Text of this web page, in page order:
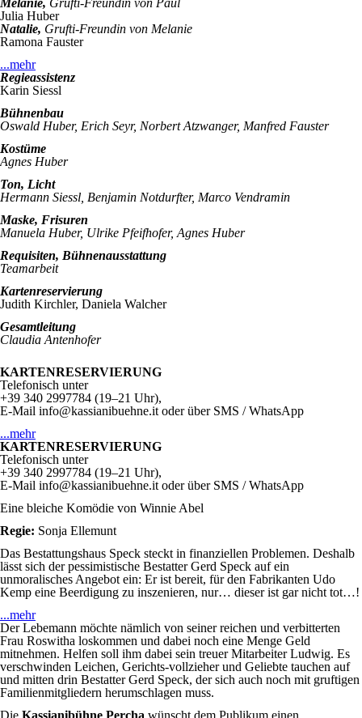
Julia Huber
Natalie, Grufti-Freundin von Melanie
Ramona Fauster
...mehr
Regieassistenz
Karin Siessl
Bühnenbau
Oswald Huber, Erich Seyr, Norbert Atzwanger, Manfred Fauster
Kostüme
Agnes Huber
Ton, Licht
Hermann Siessl, Benjamin Notdurfter, Marco Vendramin
Maske, Frisuren
Manuela Huber, Ulrike Pfeifhofer, Agnes Huber
Requisiten, Bühnenausstattung
Teamarbeit
Kartenreservierung
Judith Kirchler, Daniela Walcher
Gesamtleitung
Claudia Antenhofer
KARTENRESERVIERUNG
Telefonisch unter
+39 340 2997784 (19–21 Uhr),
E-Mail info@kassianibuehne.it oder über SMS / WhatsApp
...mehr
KARTENRESERVIERUNG
Telefonisch unter
+39 340 2997784 (19–21 Uhr),
E-Mail info@kassianibuehne.it oder über SMS / WhatsApp
Eine bleiche Komödie von Winnie Abel
Regie: Sonja Ellemunt
Das Bestattungshaus Speck steckt in finanziellen Problemen. Deshalb
lässt sich der pessimistische Bestatter Gerd Speck auf ein
unmoralisches Angebot ein: Er ist bereit, für den Fabrikanten Udo
Kemp eine Beerdigung zu inszenieren, nur… dieser ist gar nicht tot…!
...mehr
Der Lebemann möchte nämlich von seiner reichen und verbitterten
Frau Roswitha loskommen und dabei noch eine Menge Geld
mitnehmen. Helfen soll ihm dabei sein treuer Mitarbeiter Ludwig. Es
verschwinden Leichen, Gerichts-vollzieher und Geliebte tauchen auf
und mitten drin Bestatter Gerd Speck, der sich auch noch mit gruftigen
Familienmitgliedern herumschlagen muss.
Die Kassianibühne Percha wünscht dem Publikum einen